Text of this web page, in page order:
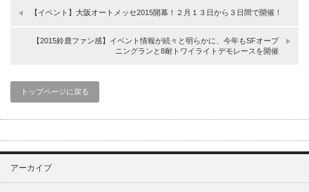
【イベント】大阪オートメッセ2015開幕！２月１３日から３日間で開催！
【2015鈴鹿ファン感】イベント情報が続々と明らかに、今年もSFオープ
ニングランと8耐トワイライトデモレースを開催
トップページに戻る
アーカイブ